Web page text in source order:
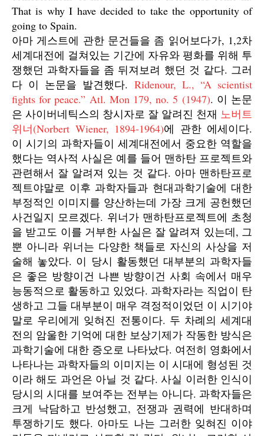
That is why I have decided to take the opportunity of
going to Spain.
아마 게스트에 관한 문건들을 좀 읽어보다가, 1,2차
세계대전에 걸쳐있는 기간에 자유와 평화를 위해 투
쟁했던 과학자들을 좀 뒤져보려 했던 것 같다. 그러
다 이 논문을 발견했다. Ridenour, L., “A scientist
fights for peace.” Atl. Mon 179, no. 5 (1947). 이 논문
은 사이버네틱스의 창시자로 잘 알려진 천재 노버트
위너(Norbert Wiener, 1894-1964)에 관한 에세이다.
이 시기의 과학자들이 세계대전에서 중요한 역할을
했다는 역사적 사실은 예를 들어 맨하탄 프로젝트와
관련해서 잘 알려져 있는 것 같다. 아마 맨하탄프로
젝트야말로 이후 과학자들과 현대과학기술에 대한
부정적인 이미지를 양산하는데 가장 크게 공헌했던
사건일지 모르겠다. 위너가 맨하탄프로젝트에 초청
을 받고도 이를 거부한 사실은 잘 알려져 있는데, 그
뿐 아니라 위너는 다양한 책들로 자신의 사상을 저
술해 놓았다. 이 당시 활동했던 대부분의 과학자들
은 좋은 방향이건 나쁜 방향이건 사회 속에서 매우
능동적으로 활동하고 있었다. 과학자라는 직업이 탄
생하고 그들 대부분이 매우 격정적이었던 이 시기야
말로 우리에게 잊혀진 전통이다. 두 차례의 세계대
전의 암울한 기억에 대한 보상기제가 작동한 방식은
과학기술에 대한 증오로 나타났다. 여전히 영화에서
나타나는 과학자들의 이미지는 이 시대에 형성된 것
이라 해도 과언은 아닐 것 같다. 사실 이러한 인식이
당시의 시대를 보여주는 전부는 아니다. 과학자들은
크게 낙담하고 반성했고, 전쟁과 권력에 반대하며
투쟁하기도 했다. 아마도 나는 그러한 잊혀진 이야